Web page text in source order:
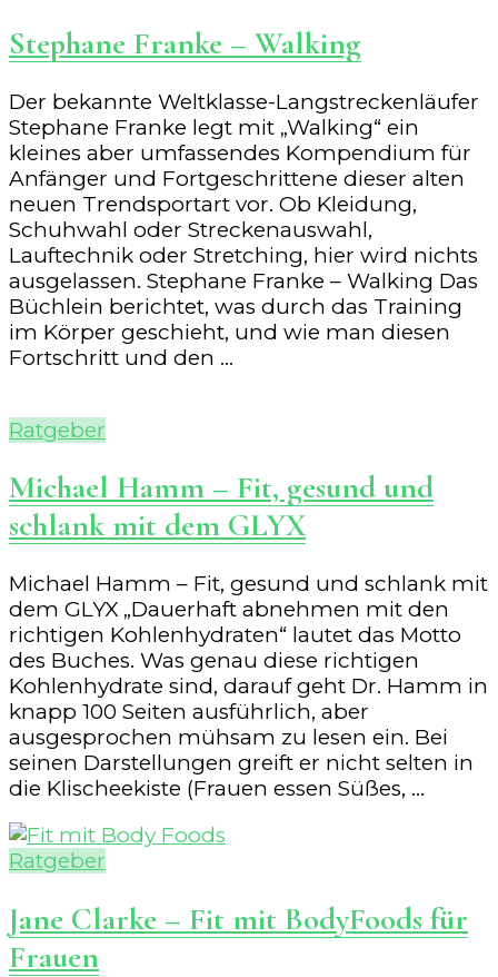
Stephane Franke – Walking
Der bekannte Weltklasse-Langstreckenläufer
Stephane Franke legt mit „Walking“ ein
kleines aber umfassendes Kompendium für
Anfänger und Fortgeschrittene dieser alten
neuen Trendsportart vor. Ob Kleidung,
Schuhwahl oder Streckenauswahl,
Lauftechnik oder Stretching, hier wird nichts
ausgelassen. Stephane Franke – Walking Das
Büchlein berichtet, was durch das Training
im Körper geschieht, und wie man diesen
Fortschritt und den …
Ratgeber
Michael Hamm – Fit, gesund und
schlank mit dem GLYX
Michael Hamm – Fit, gesund und schlank mit
dem GLYX „Dauerhaft abnehmen mit den
richtigen Kohlenhydraten“ lautet das Motto
des Buches. Was genau diese richtigen
Kohlenhydrate sind, darauf geht Dr. Hamm in
knapp 100 Seiten ausführlich, aber
ausgesprochen mühsam zu lesen ein. Bei
seinen Darstellungen greift er nicht selten in
die Klischeekiste (Frauen essen Süßes, …
Ratgeber
Jane Clarke – Fit mit BodyFoods für
Frauen